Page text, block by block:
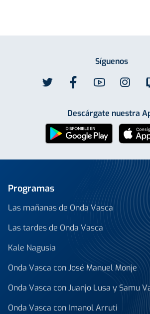
Síguenos
Descárgate nuestra
Programas
Las mañanas de Onda Vasca
Las tardes de Onda Vasca
Kale Nagusia
Onda Vasca con José Manuel Monje
Onda Vasca con Juanjo Lusa y Samu
Onda Vasca con Imanol Arruti